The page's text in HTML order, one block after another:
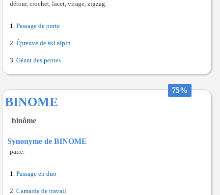
détour, crochet, lacet, virage, zigzag.
Passage de porte
Épreuve de ski alpin
Géant des pentes
75%
BINOME
binôme
Synonyme de BINOME
paire.
Passage en duo
Camarde de travail